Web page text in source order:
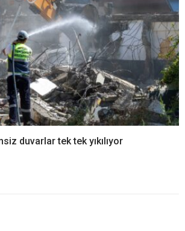
duvarlar tek tek yıkılıyor